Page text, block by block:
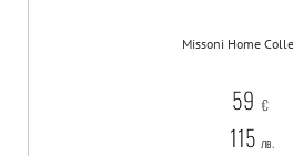
Missoni Home
59 €
115 лв.